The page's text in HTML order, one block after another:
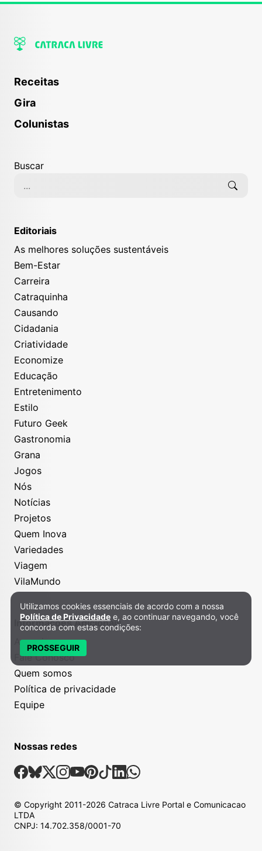
Receitas
Gira
Colunistas
Buscar
Editoriais
As melhores soluções sustentáveis
Bem-Estar
Carreira
Catraquinha
Causando
Cidadania
Criatividade
Economize
Educação
Entretenimento
Estilo
Futuro Geek
Gastronomia
Grana
Jogos
Nós
Notícias
Projetos
Quem Inova
Variedades
Viagem
VilaMundo
Informações Adicionais
Anuncie
Fale Conosco
Quem somos
Política de privacidade
Equipe
Nossas redes
Nossas Redes Sociais
Facebook
Bsky
X Instagram
Youtube
Pinterest
TiktokLinkedin
Whatsapp
© Copyright 2011-2026 Catraca Livre Portal e Comunicacao
LTDA
CNPJ: 14.702.358/0001-70
Política de Privacidade e Cookies
Utilizamos cookies essenciais de acordo com a nossa
Política de Privacidade e, ao continuar navegando, você
concorda com estas condições:
PROSSEGUIR